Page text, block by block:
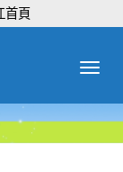
首頁
Toggle